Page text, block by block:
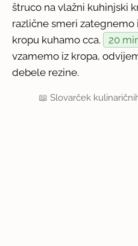
štruco na vlažni kuhinjski
različne smeri zategnemo
kropu kuhamo cca.
20
vzamemo iz kropa,
debele rezine.
📖Slovarček